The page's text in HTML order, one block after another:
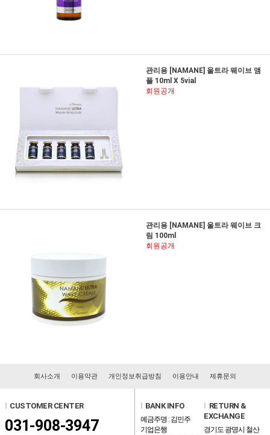
관리용 [NAMANE] 울트라 웨이브 앰
플 10ml X 5vial
회원공개
관리용 [NAMANE] 울트라 웨이브 크
림 100ml
회원공개
회사소개 이용약관 개인정보취급방침 이용안내 제휴문의
CUSTOMER CENTER
031-908-3947
BANK INFO
예금주명 : 김민주
기업은행
RETURN &
EXCHANGE
경기도 광명시 철산